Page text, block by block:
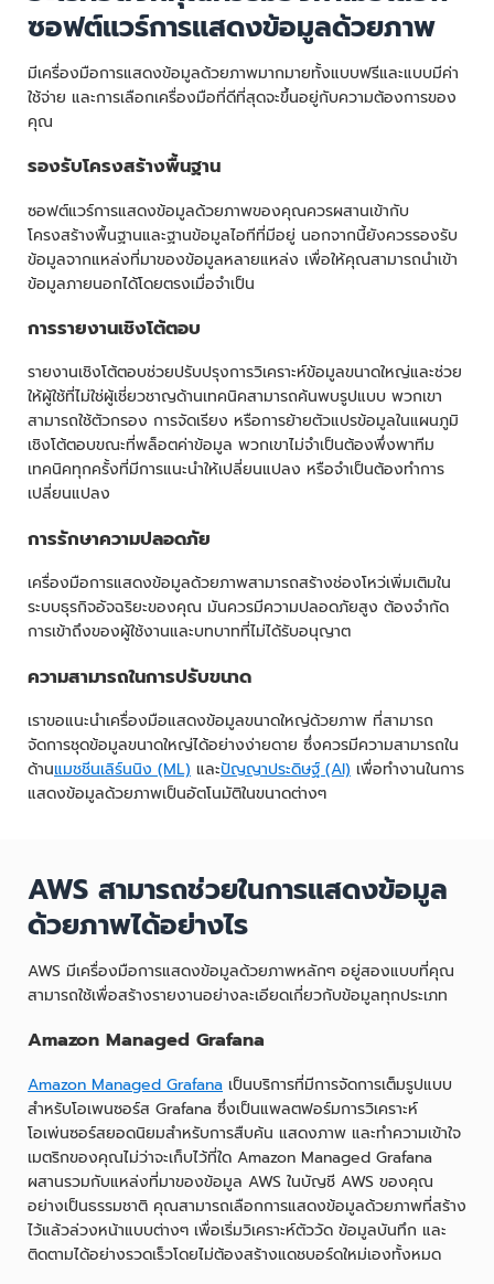
ซอฟต์แวร์การแสดงข้อมูลด้วยภาพ
มีเครื่องมือการแสดงข้อมูลด้วยภาพมากมายทั้งแบบฟรีและแบบมีค่า
ใช้จ่าย และการเลือกเครื่องมือที่ดีที่สุดจะขึ้นอยู่กับความต้องการของ
คุณ
รองรับโครงสร้างพื้นฐาน
ซอฟต์แวร์การแสดงข้อมูลด้วยภาพของคุณควรผสานเข้ากับ
โครงสร้างพื้นฐานและฐานข้อมูลไอทีที่มีอยู่ นอกจากนี้ยังควรรองรับ
ข้อมูลจากแหล่งที่มาของข้อมูลหลายแหล่ง เพื่อให้คุณสามารถนำเข้า
ข้อมูลภายนอกได้โดยตรงเมื่อจำเป็น
การรายงานเชิงโต้ตอบ
รายงานเชิงโต้ตอบช่วยปรับปรุงการวิเคราะห์ข้อมูลขนาดใหญ่และช่วย
ให้ผู้ใช้ที่ไม่ใช่ผู้เชี่ยวชาญด้านเทคนิคสามารถค้นพบรูปแบบ พวกเขา
สามารถใช้ตัวกรอง การจัดเรียง หรือการย้ายตัวแปรข้อมูลในแผนภูมิ
เชิงโต้ตอบขณะที่พล็อตค่าข้อมูล พวกเขาไม่จำเป็นต้องพึ่งพาทีม
เทคนิคทุกครั้งที่มีการแนะนำให้เปลี่ยนแปลง หรือจำเป็นต้องทำการ
เปลี่ยนแปลง
การรักษาความปลอดภัย
เครื่องมือการแสดงข้อมูลด้วยภาพสามารถสร้างช่องโหว่เพิ่มเติมใน
ระบบธุรกิจอัจฉริยะของคุณ มันควรมีความปลอดภัยสูง ต้องจำกัด
การเข้าถึงของผู้ใช้งานและบทบาทที่ไม่ได้รับอนุญาต
ความสามารถในการปรับขนาด
เราขอแนะนำเครื่องมือแสดงข้อมูลขนาดใหญ่ด้วยภาพ ที่สามารถ
จัดการชุดข้อมูลขนาดใหญ่ได้อย่างง่ายดาย ซึ่งควรมีความสามารถใน
ด้านแมชชีนเลิร์นนิง (ML) และปัญญาประดิษฐ์ (AI) เพื่อทำงานในการ
แสดงข้อมูลด้วยภาพเป็นอัตโนมัติในขนาดต่างๆ
AWS สามารถช่วยในการแสดงข้อมูล
ด้วยภาพได้อย่างไร
AWS มีเครื่องมือการแสดงข้อมูลด้วยภาพหลักๆ อยู่สองแบบที่คุณ
สามารถใช้เพื่อสร้างรายงานอย่างละเอียดเกี่ยวกับข้อมูลทุกประเภท
Amazon Managed Grafana
Amazon Managed Grafana เป็นบริการที่มีการจัดการเต็มรูปแบบ
สำหรับโอเพนซอร์ส Grafana ซึ่งเป็นแพลตฟอร์มการวิเคราะห์
โอเพ่นซอร์สยอดนิยมสำหรับการสืบค้น แสดงภาพ และทำความเข้าใจ
เมตริกของคุณไม่ว่าจะเก็บไว้ที่ใด Amazon Managed Grafana
ผสานรวมกับแหล่งที่มาของข้อมูล AWS ในบัญชี AWS ของคุณ
อย่างเป็นธรรมชาติ คุณสามารถเลือกการแสดงข้อมูลด้วยภาพที่สร้าง
ไว้แล้วล่วงหน้าแบบต่างๆ เพื่อเริ่มวิเคราะห์ตัววัด ข้อมูลบันทึก และ
ติดตามได้อย่างรวดเร็วโดยไม่ต้องสร้างแดชบอร์ดใหม่เองทั้งหมด